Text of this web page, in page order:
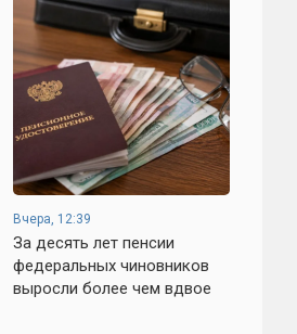
Вчера, 12:39
За десять лет пенсии
федеральных чиновников
выросли более чем вдвое